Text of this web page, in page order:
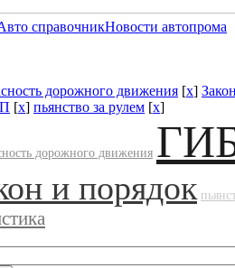
справочникНовости автопрома
дорожного движения [x]
[x] пьянство за рулем [x]
дорожного движения
и порядок